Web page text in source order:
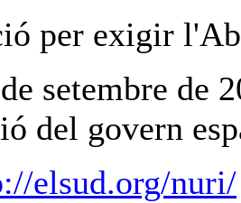
per exigir
setembre de
del govern
elsud.org/nuri/